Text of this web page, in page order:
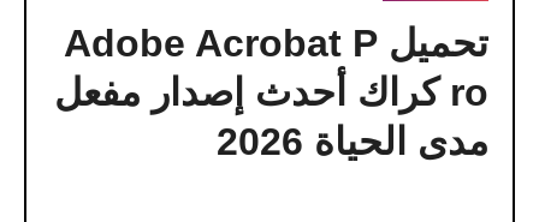
تحميل Adobe Acrobat P
ro كراك أحدث إصدار مفعل
مدى الحياة 2026